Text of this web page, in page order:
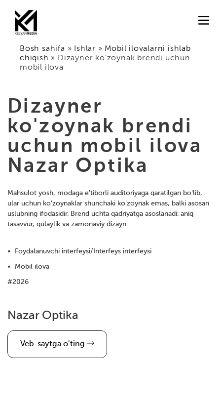
Bosh sahifa » Ishlar » Mobil ilovalarni ishlab
chiqish » Dizayner ko'zoynak brendi uchun
mobil ilova
Dizayner
ko'zoynak brendi
uchun mobil ilova
Nazar Optika
Mahsulot yosh, modaga e'tiborli auditoriyaga qaratilgan bo'lib,
ular uchun ko'zoynaklar shunchaki ko'zoynak emas, balki asosan
uslubning ifodasidir. Brend uchta qadriyatga asoslanadi: aniq
tasavvur, qulaylik va zamonaviy dizayn.
Foydalanuvchi interfeysi/Interfeys interfeysi
Mobil ilova
#2026
Nazar Optika
Veb-saytga o'ting